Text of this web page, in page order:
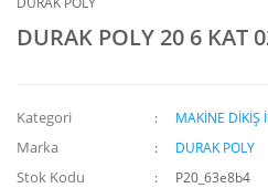
DURAK POLY 20 6 KAT
Kategori MAKİNE DİKİŞ
Marka DURAK POLY
Stok Kodu P20_63e8b4